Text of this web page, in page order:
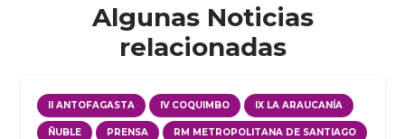
Algunas Noticias
relacionadas
II ANTOFAGASTA IV COQUIMBO IX LA ARAUCANÍA
ÑUBLE PRENSA RM METROPOLITANA DE SANTIAGO